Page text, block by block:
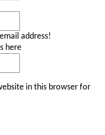
address!
here
in this browser for